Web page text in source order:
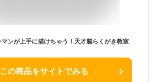
ンが上手に描けちゃう！天才脳らくがき教室
この商品をサイトでみる